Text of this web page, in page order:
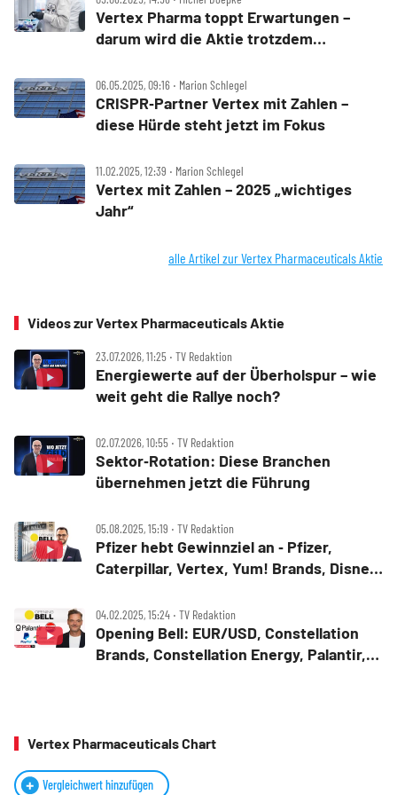
Vertex Pharma toppt Erwartungen –
darum wird die Aktie trotzdem
06.05.2025, 09:16 ‧ Marion Schlegel
CRISPR‑Partner Vertex mit Zahlen –
diese Hürde steht jetzt im Fokus
11.02.2025, 12:39 ‧ Marion Schlegel
Vertex mit Zahlen – 2025 „wichtiges
Jahr“
alle Artikel zur Vertex Pharmaceuticals Aktie
Videos zur Vertex Pharmaceuticals Aktie
23.07.2026, 11:25 ‧ TV Redaktion
Energiewerte auf der Überholspur – wie
weit geht die Rallye noch?
02.07.2026, 10:55 ‧ TV Redaktion
Sektor‑Rotation: Diese Branchen
übernehmen jetzt die Führung
05.08.2025, 15:19 ‧ TV Redaktion
Pfizer hebt Gewinnziel an ‑ Pfizer,
Caterpillar, Vertex, Yum! Brands, Disney,
04.02.2025, 15:24 ‧ TV Redaktion
Opening Bell: EUR/USD, Constellation
Brands, Constellation Energy, Palantir,
Vertex Pharmaceuticals Chart
Vergleichwert hinzufügen